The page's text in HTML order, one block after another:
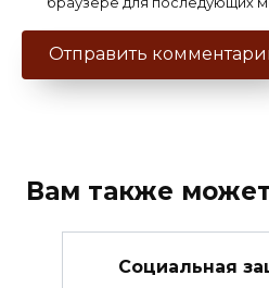
Вам также
Социальная